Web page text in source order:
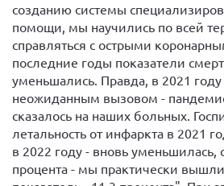
созданию системы
помощи, мы научились по всей
справляться с острыми
последние годы показатели
уменьшались. Правда, в 2021
неожиданным вызовом -
сказалось на наших больных.
летальность от инфаркта в 2021
в 2022 году - вновь уменьшилась,
процента - мы практически